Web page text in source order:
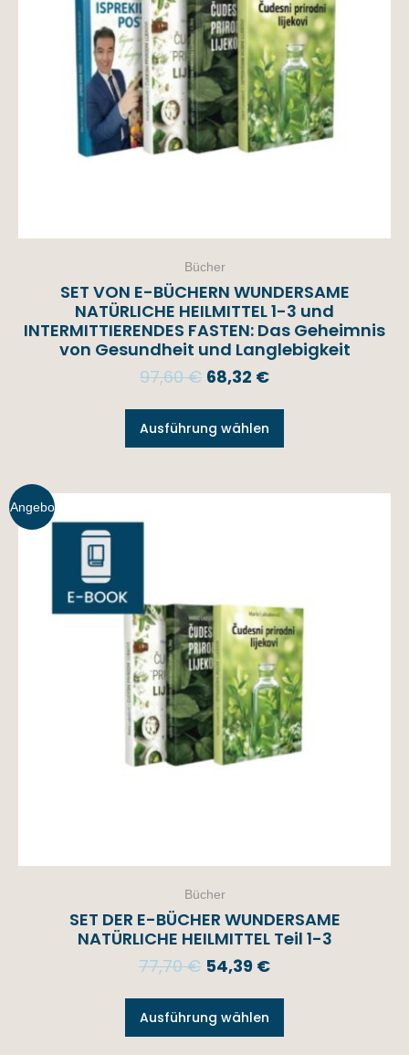
Bücher
SET VON E-BÜCHERN WUNDERSAME
NATÜRLICHE HEILMITTEL 1-3 und
INTERMITTIERENDES FASTEN: Das Geheimnis
von Gesundheit und Langlebigkeit
97,60€ 68,32 €
Ausführung wählen
Angebo
Bücher
SET DER E-BÜCHER WUNDERSAME
NATÜRLICHE HEILMITTEL Teil 1-3
77,70€ 54,39 €
Ausführung wählen